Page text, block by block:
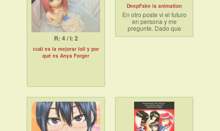
R: 4 / I: 2
cuál es la mejorar loli y por
qué es Anya Forger
DeepFake ia animation
En otro poste vi el futuro
en persona y me
pregunte. Dado que
nunca voy a tocar una